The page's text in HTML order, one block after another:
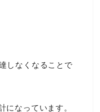
しなくなることで
になっています。